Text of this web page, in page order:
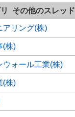
その他のスレッド
アリング(株)
(株)
ウォール工業(株)
(株)